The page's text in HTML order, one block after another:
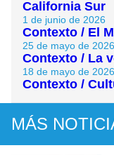
California Sur
1 de junio de 2026
Contexto / El
25 de mayo de 2026
Contexto / La
18 de mayo de 2026
Contexto /
MÁS